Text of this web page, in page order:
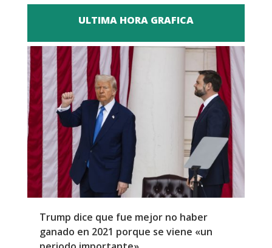
ULTIMA HORA GRAFICA
Trump dice que fue mejor no haber
ganado en 2021 porque se viene «un